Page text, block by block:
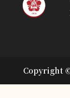
Copyright ©